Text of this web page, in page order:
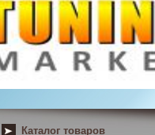
Каталог товаров